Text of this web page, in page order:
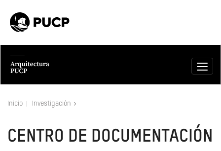
Inicio Investigación
CENTRO DE DOCUMENTACIÓN